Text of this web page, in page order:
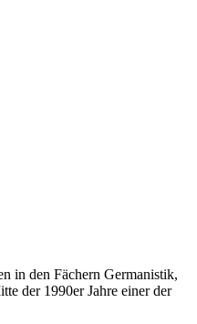
in den Fächern Germanistik,
der 1990er Jahre einer der